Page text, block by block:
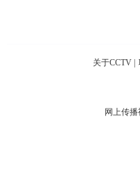
关于CCTV
网上传